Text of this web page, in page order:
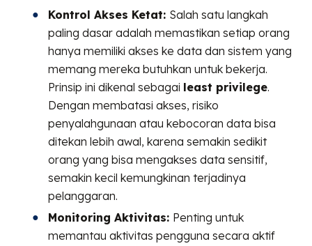
Kontrol Akses Ketat: Salah satu langkah
paling dasar adalah memastikan setiap orang
hanya memiliki akses ke data dan sistem yang
memang mereka butuhkan untuk bekerja.
Prinsip ini dikenal sebagai least privilege.
Dengan membatasi akses, risiko
penyalahgunaan atau kebocoran data bisa
ditekan lebih awal, karena semakin sedikit
orang yang bisa mengakses data sensitif,
semakin kecil kemungkinan terjadinya
pelanggaran.
Monitoring Aktivitas: Penting untuk
memantau aktivitas pengguna secara aktif